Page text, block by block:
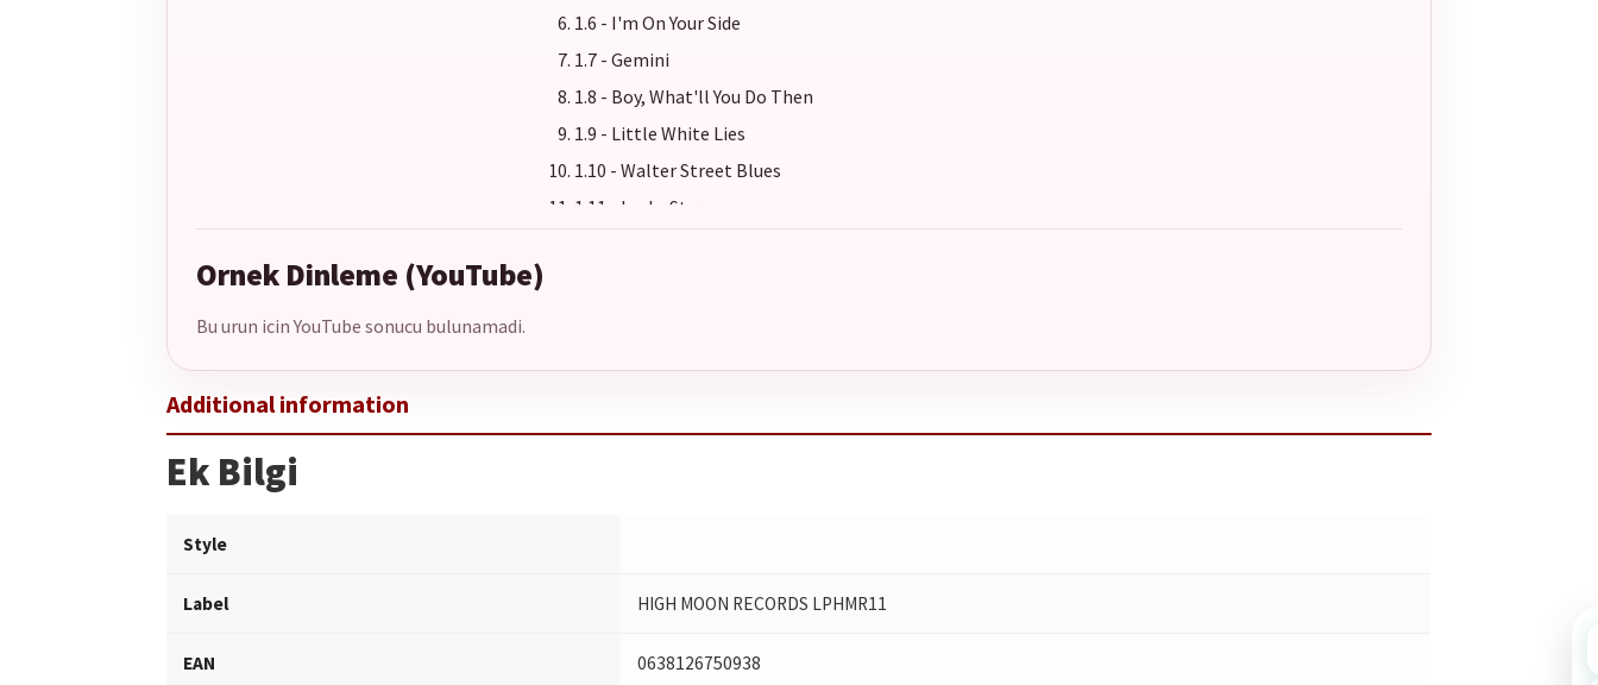
1.6 - I'm On Your Side
1.7 - Gemini
1.8 - Boy, What'll You Do Then
1.9 - Little White Lies
1.10 - Walter Street Blues
1.11 - Lucky Stars
Ornek Dinleme (YouTube)
Bu urun icin YouTube sonucu bulunamadi.
Ek Bilgi
Style
Label HIGH MOON RECORDS LPHMR11
EAN 0638126750938